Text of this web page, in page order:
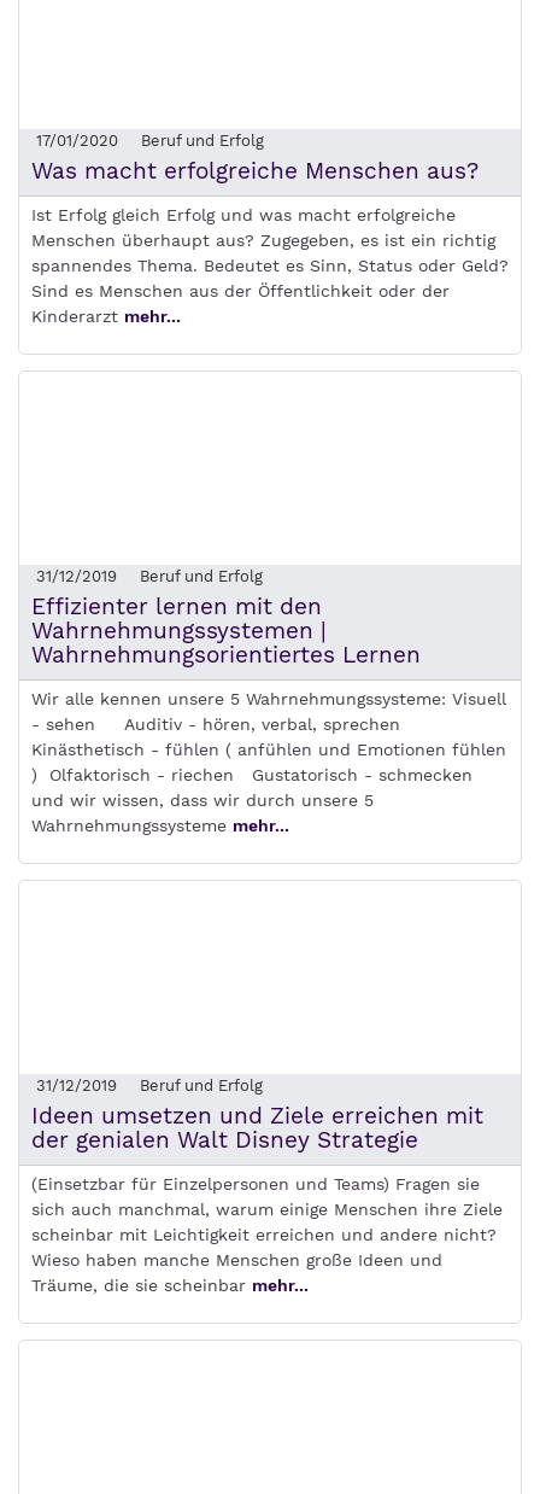
17/01/2020 Beruf und Erfolg
Was macht erfolgreiche Menschen aus?
Ist Erfolg gleich Erfolg und was macht erfolgreiche
Menschen überhaupt aus? Zugegeben, es ist ein richtig
spannendes Thema. Bedeutet es Sinn, Status oder Geld?
Sind es Menschen aus der Öffentlichkeit oder der
Kinderarzt mehr...
31/12/2019 Beruf und Erfolg
Effizienter lernen mit den
Wahrnehmungssystemen |
Wahrnehmungsorientiertes Lernen
Wir alle kennen unsere 5 Wahrnehmungssysteme: Visuell
- sehen Auditiv - hören, verbal, sprechen
Kinästhetisch - fühlen ( anfühlen und Emotionen fühlen
) Olfaktorisch - riechen Gustatorisch - schmecken
und wir wissen, dass wir durch unsere 5
Wahrnehmungssysteme mehr...
31/12/2019 Beruf und Erfolg
Ideen umsetzen und Ziele erreichen mit
der genialen Walt Disney Strategie
(Einsetzbar für Einzelpersonen und Teams) Fragen sie
sich auch manchmal, warum einige Menschen ihre Ziele
scheinbar mit Leichtigkeit erreichen und andere nicht?
Wieso haben manche Menschen große Ideen und
Träume, die sie scheinbar mehr...